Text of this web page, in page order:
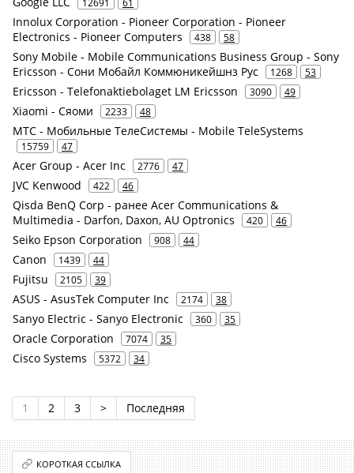
Innolux Corporation - Pioneer Corporation - Pioneer
Electronics - Pioneer Computers
438 58
Sony Mobile - Mobile Communications Business Group - Sony
Ericsson - Сони Мобайл Коммюникейшнз Рус
1268 53
Ericsson - Telefonaktiebolaget LM Ericsson 3090 49
Xiaomi - Сяоми 2233 48
МТС - Мобильные ТелеСистемы - Mobile TeleSystems
15759 47
Acer Group - Acer Inc 2776 47
JVC Kenwood 422 46
Qisda BenQ Corp - ранее Acer Communications &
Multimedia - Darfon, Daxon, AU Optronics
420 46
Seiko Epson Corporation 908 44
Canon 1439 44
Fujitsu 2105 39
ASUS - AsusTek Computer Inc 2174 38
Sanyo Electric - Sanyo Electronic 360 35
Oracle Corporation 7074 35
Cisco Systems 5372 34
1 2 3 > Последняя
КОРОТКАЯ ССЫЛКА